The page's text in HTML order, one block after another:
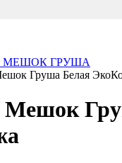
МЕШОК ГРУША
Груша Белая
Мешок